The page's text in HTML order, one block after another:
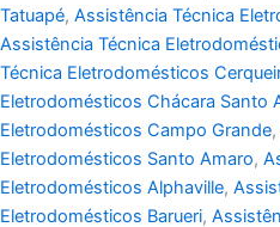
Tatuapé, Assistência Técnica
Assistência Técnica
Técnica Eletrodomésticos
Eletrodomésticos Chácara Santo
Eletrodomésticos Campo Grande,
Eletrodomésticos Santo Amaro,
Eletrodomésticos Alphaville,
Eletrodomésticos Barueri,